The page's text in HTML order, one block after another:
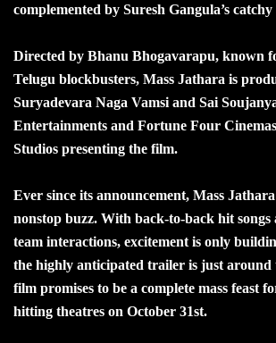
complemented by Suresh Gangula’s
Directed by Bhanu Bhogavarapu, known
Telugu blockbusters, Mass Jathara is
Suryadevara Naga Vamsi and Sai
Entertainments and Fortune Four
Studios presenting the film.
Ever since its announcement, Mass
nonstop buzz. With back-to-back hit songs
team interactions, excitement is only
the highly anticipated trailer is just around
film promises to be a complete mass feast
hitting theatres on October 31st.